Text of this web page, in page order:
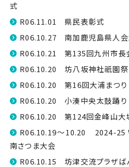
式
R06.11.01 県民表彰式
R06.10.27 南加鹿児島県人
R06.10.21 第135回九州市長
R06.10.20 坊八坂神社祇園祭
R06.10.20 第16回大浦まつり
R06.10.20 小湊中央太鼓踊り
R06.10.20 第124回金峰山大
R06.10.19～10.20 2024-25
南さつま大会
R06.10.15 坊津交流プラザば